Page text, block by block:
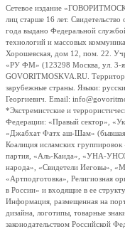
Сетевое издание
лиц старше 16 лет.
года выдано Федеральной
технологий и массовых
Хорошевская, дом 12, пом. 22.
«РУ ФМ» (123298 Москва, ул. 3-я
GOVORITMOSKVA.RU.
зарубежные страны. Языки:
Георгиевич. Email:
*Экстремистские и
Федерации: «Правый сектор»,
«Джабхат Фатх аш-Шам»
Коалиция исламских
партия, «Аль-Каида», «УНА-
народа», «Свидетели Иеговы»,
«Артподготовка», Религиозная
в России» и входящие в ее
Информация, размещенная на
дизайна, логотипы, товарные
законодательством Российской